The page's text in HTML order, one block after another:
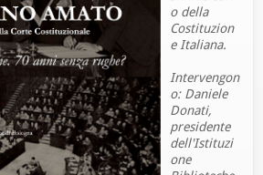
o della
Costituzion
e Italiana.
Intervengon
o: Daniele
Donati,
presidente
dell'Istituzi
one